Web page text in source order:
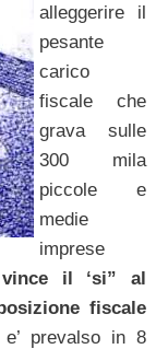
alleggerire il
pesante
carico
fiscale che
grava sulle
300 mila
piccole e
medie
imprese
vince il ‘si” al
fiscale
e’ prevalso in 8